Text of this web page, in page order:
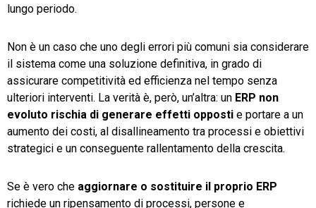
lungo periodo.
Non è un caso che uno degli errori più comuni sia considerare
il sistema come una soluzione definitiva, in grado di
assicurare competitività ed efficienza nel tempo senza
ulteriori interventi. La verità è, però, un’altra: un ERP non
evoluto rischia di generare effetti opposti e portare a un
aumento dei costi, al disallineamento tra processi e obiettivi
strategici e un conseguente rallentamento della crescita.
Se è vero che aggiornare o sostituire il proprio ERP
richiede un ripensamento di processi, persone e